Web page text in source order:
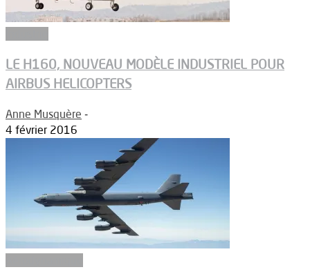
LE H160, NOUVEAU MODÈLE INDUSTRIEL POUR
AIRBUS HELICOPTERS
Anne Musquère -
4 février 2016